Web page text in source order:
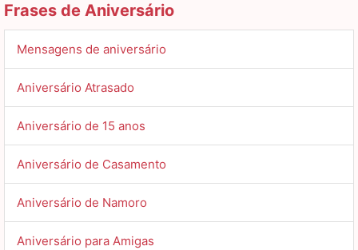
Frases de Aniversário
Mensagens de aniversário
Aniversário Atrasado
Aniversário de 15 anos
Aniversário de Casamento
Aniversário de Namoro
Aniversário para Amigas